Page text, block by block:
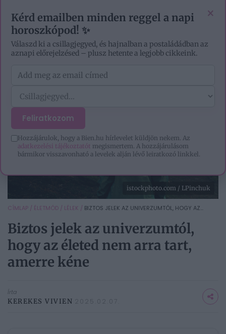
istockphoto.com / LPinchuk
CÍMLAP / ÉLETMÓD / LÉLEK / BIZTOS JELEK AZ UNIVERZUMTÓL, HOGY AZ...
Biztos jelek az univerzumtól,
hogy az életed nem arra tart,
amerre kéne
Írta
KEREKES VIVIEN 2025.02.07.
×
Kérd emailben minden reggel a napi
horoszkópod! ✨
Válaszd ki a csillagjegyed, és hajnalban a postaládádban az
aznapi előrejelzésed – plusz hetente a legjobb cikkeink.
Feliratkozom
Hozzájárulok, hogy a Bien.hu hírlevelet küldjön nekem. Az
adatkezelési tájékoztatót megismertem. A hozzájárulásom
bármikor visszavonható a levelek alján lévő leiratkozó linkkel.